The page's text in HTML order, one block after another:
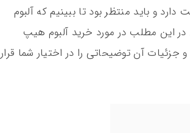
و باید منتظر بود تا ببینیم که آلبوم
این مطلب در مورد خرید آلبوم هیپ
آن توضیحاتی را در اختیار شما قرار